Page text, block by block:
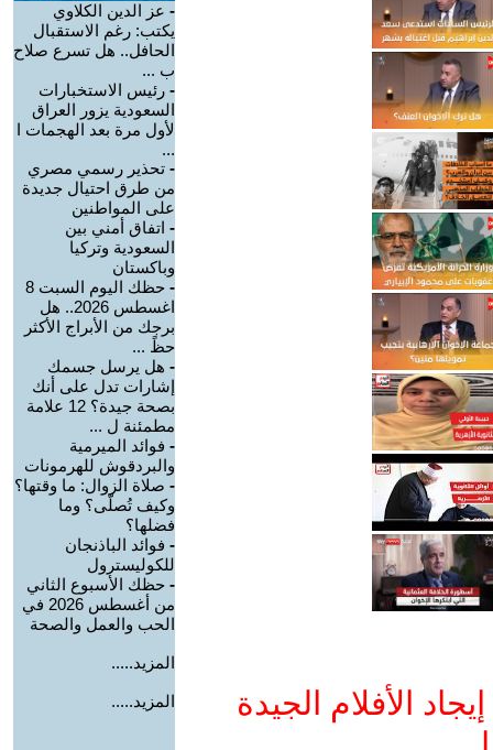
الأفلام الجيدة
- عز الدين الكلاوي
يكتب: رغم الاستقبال
الحافل.. هل تسرع صلاح
ب ...
- رئيس الاستخبارات
السعودية يزور العراق
لأول مرة بعد الهجمات ا
...
- تحذير رسمي مصري
من طرق احتيال جديدة
على المواطنين
- اتفاق أمني بين
السعودية وتركيا
وباكستان
-
حظك اليوم السبت 8
اغسطس 2026.. هل
برجك من الأبراج الأكثر
حظً ...
- هل يرسل جسمك
إشارات تدل على أنك
بصحة جيدة؟ 12 علامة
مطمئنة ل ...
- فوائد الميرمية
والبردقوش للهرمونات
- صلاة الزوال: ما وقتها؟
وكيف تُصلّى؟ وما
فضلها؟
- فوائد الباذنجان
للكوليسترول
- حظك الأسبوع الثاني
من أغسطس 2026 في
الحب والعمل والصحة
المزيد.....
المزيد.....